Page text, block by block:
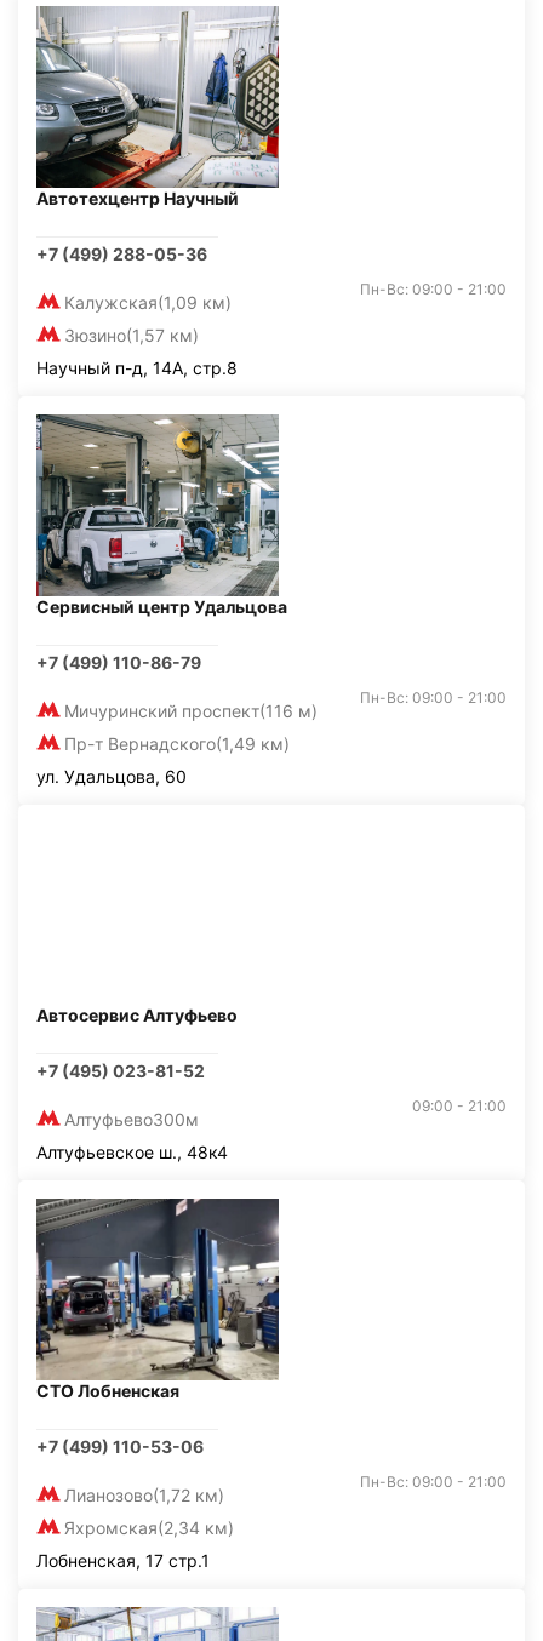
Автотехцентр Научный
+7 (499) 288-05-36
Калужская(1,09 км)
Зюзино(1,57 км)
Пн-Вс: 09:00 - 21:00
Научный п-д, 14А, стр.8
Сервисный центр Удальцова
+7 (499) 110-86-79
Мичуринский проспект(116 м)
Пр-т Вернадского(1,49 км)
Пн-Вс: 09:00 - 21:00
ул. Удальцова, 60
Автосервис Алтуфьево
+7 (495) 023-81-52
Алтуфьево300м
09:00 - 21:00
Алтуфьевское ш., 48к4
СТО Лобненская
+7 (499) 110-53-06
Лианозово(1,72 км)
Яхромская(2,34 км)
Пн-Вс: 09:00 - 21:00
Лобненская, 17 стр.1